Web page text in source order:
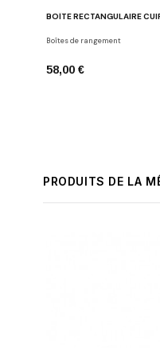
BOÎTE RECTANGULAIRE
Boîtes de rangement
58,00 €
PRODUITS DE LA